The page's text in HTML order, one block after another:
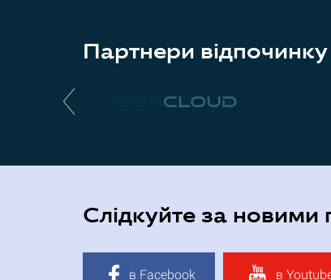
Партнери відпочинку
Слідкуйте за новими
в Facebook в